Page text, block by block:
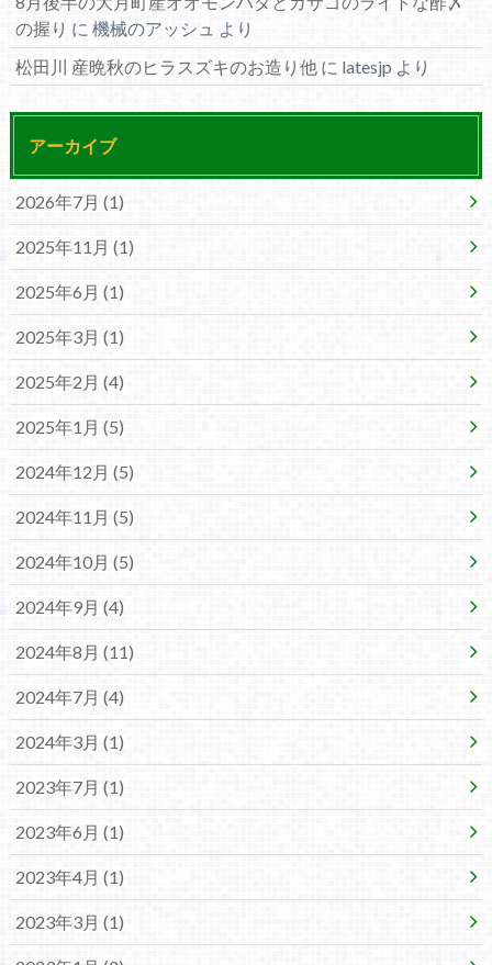
の握り に 機械のアッシュ より
松田川 産晩秋のヒラスズキのお造り他 に latesjp より
アーカイブ
2026年7月 (1)
2025年11月 (1)
2025年6月 (1)
2025年3月 (1)
2025年2月 (4)
2025年1月 (5)
2024年12月 (5)
2024年11月 (5)
2024年10月 (5)
2024年9月 (4)
2024年8月 (11)
2024年7月 (4)
2024年3月 (1)
2023年7月 (1)
2023年6月 (1)
2023年4月 (1)
2023年3月 (1)